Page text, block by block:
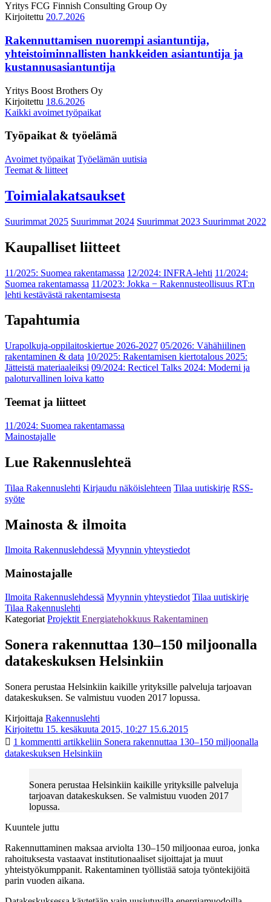
Yritys FCG Finnish Consulting Group Oy
Kirjoitettu 20.7.2026
Rakennuttamisen nuorempi asiantuntija,
yhteistoiminnallisten hankkeiden asiantuntija ja
kustannusasiantuntija
Yritys Boost Brothers Oy
Kirjoitettu 18.6.2026
Kaikki avoimet työpaikat
Työpaikat & työelämä
Avoimet työpaikat Työelämän uutisia
Teemat & liitteet
Toimialakatsaukset
Suurimmat 2025 Suurimmat 2024 Suurimmat 2023 Suurimmat 2022
Kaupalliset liitteet
11/2025: Suomea rakentamassa 12/2024: INFRA-lehti 11/2024:
Suomea rakentamassa 11/2023: Jokka − Rakennusteollisuus RT:n
lehti kestävästä rakentamisesta
Tapahtumia
Urapolkuja-oppilaitoskiertue 2026-2027 05/2026: Vähähiilinen
rakentaminen & data 10/2025: Rakentamisen kiertotalous 2025:
Jätteistä materiaaleiksi 09/2024: Recticel Talks 2024: Moderni ja
paloturvallinen loiva katto
Teemat ja liitteet
11/2024: Suomea rakentamassa
Mainostajalle
Lue Rakennuslehteä
Tilaa Rakennuslehti Kirjaudu näköislehteen Tilaa uutiskirje RSS-
syöte
Mainosta & ilmoita
Ilmoita Rakennuslehdessä Myynnin yhteystiedot
Mainostajalle
Ilmoita Rakennuslehdessä Myynnin yhteystiedot Tilaa uutiskirje
Tilaa Rakennuslehti
Kategoriat Projektit Energiatehokkuus Rakentaminen
Sonera rakennuttaa 130–150 miljoonalla
datakeskuksen Helsinkiin
Sonera perustaa Helsinkiin kaikille yrityksille palveluja tarjoavan
datakeskuksen. Se valmistuu vuoden 2017 lopussa.
Kirjoittaja Rakennuslehti
Kirjoitettu 15. kesäkuuta 2015, 10:27 15.6.2015
1 kommentti artikkeliin Sonera rakennuttaa 130–150 miljoonalla
datakeskuksen Helsinkiin
Sonera perustaa Helsinkiin kaikille yrityksille palveluja
tarjoavan datakeskuksen. Se valmistuu vuoden 2017
lopussa.
Kuuntele juttu
Rakennuttaminen maksaa arviolta 130–150 miljoonaa euroa, jonka
rahoituksesta vastaavat institutionaaliset sijoittajat ja muut
yhteistyökumppanit. Rakentaminen työllistää satoja työntekijöitä
parin vuoden aikana.